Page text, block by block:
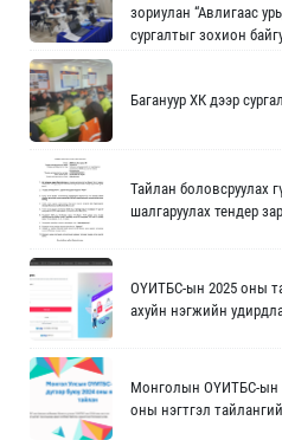
зориулан “Авлигаас
сургалтыг зохион
Багануур ХК дээр
Тайлан боловсруулах
шалгаруулах тендер
ОҮИТБС-ын 2025 оны
ахуйн нэгжийн
Монголын ОҮИТБС-ын
оны нэгтгэл